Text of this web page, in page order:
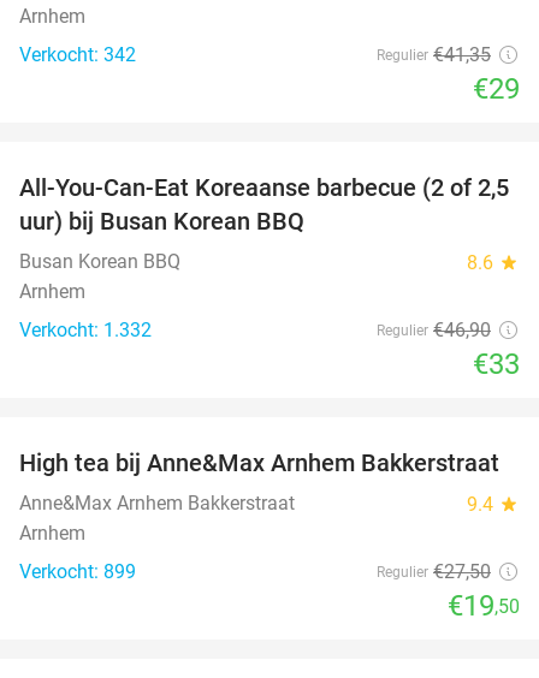
Arnhem
Verkocht: 342
Regulier €41,35
€29
30%
All-You-Can-Eat Koreaanse barbecue (2 of 2,5
uur) bij Busan Korean BBQ
Busan Korean BBQ 8.6 star
Arnhem
Verkocht: 1.332
Regulier €46,90
€33
29%
High tea bij Anne&Max Arnhem Bakkerstraat
Anne&Max Arnhem Bakkerstraat 9.4 star
Arnhem
Verkocht: 899
Regulier €27,50
€19,50